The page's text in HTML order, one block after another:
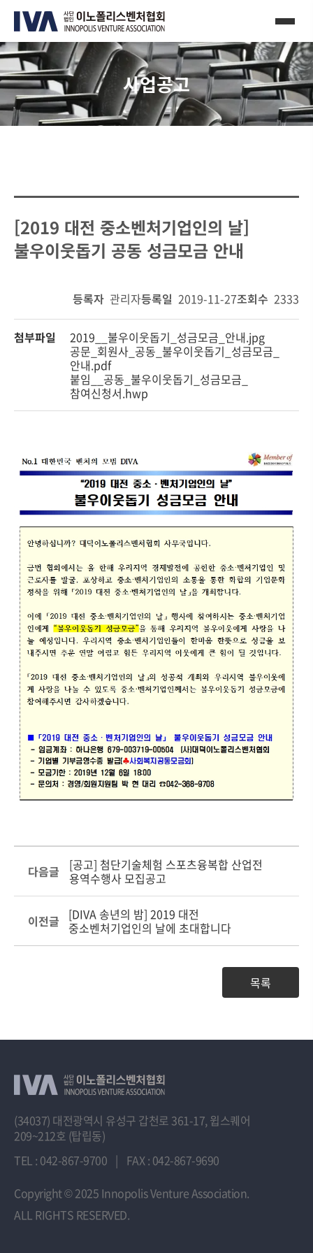
사업공고
[2019 대전 중소벤처기업인의 날]
불우이웃돕기 공동 성금모금 안내
등록자 관리자등록일 2019-11-27조회수 2333
첨부파일
2019__불우이웃돕기_성금모금_안내.jpg
공문_회원사_공동_불우이웃돕기_성금모금_
안내.pdf
붙임__공동_불우이웃돕기_성금모금_
참여신청서.hwp
다음글
[공고] 첨단기술체험 스포츠융복합 산업전
용역수행사 모집공고
이전글
[DIVA 송년의 밤] 2019 대전
중소벤처기업인의 날에 초대합니다
목록
(34037) 대전광역시 유성구 갑천로 361-17, 윕스퀘어
209~212호 (탑립동)
TEL : 042-867-9700 | FAX : 042-867-9690
Copyright© 2025 Innopolis Venture Association.
ALL RIGHTS RESERVED.